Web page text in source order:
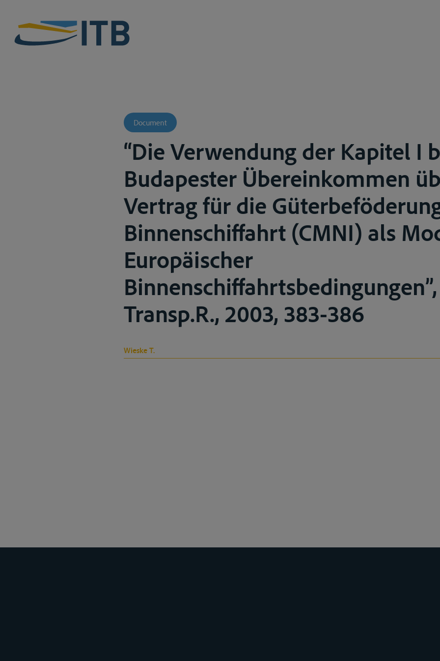
Document
“Die Verwendung der Kapitel I
Budapester Übereinkommen
Vertrag für die
Binnenschiffahrt (CMNI) als
Europäischer
Binnenschiffahrtsbedingungen”,
Transp.R., 2003, 383-386
Wieske T.